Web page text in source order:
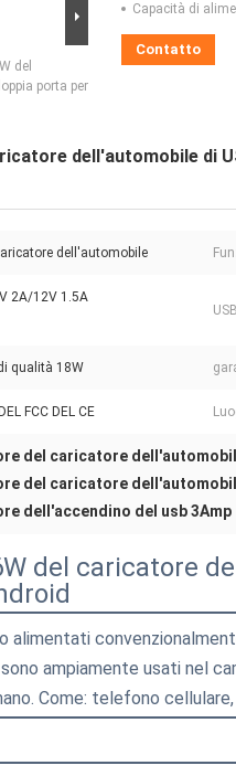
del
porta per
Capacità di
Contatto
dell'automobile di
dell'automobile
2A/12V 1.5A
qualità 18W
FCC DEL CE
del caricatore
del caricatore
dell'accendino del usb 3Amp
del caricatore
alimentati
ampiamente usati nel
Come: telefono cellulare,